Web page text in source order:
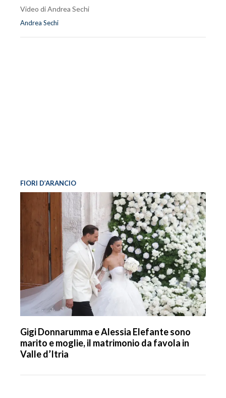
Video di Andrea Sechi
Andrea Sechi
FIORI D’ARANCIO
Gigi Donnarumma e Alessia Elefante sono
marito e moglie, il matrimonio da favola in
Valle d’Itria